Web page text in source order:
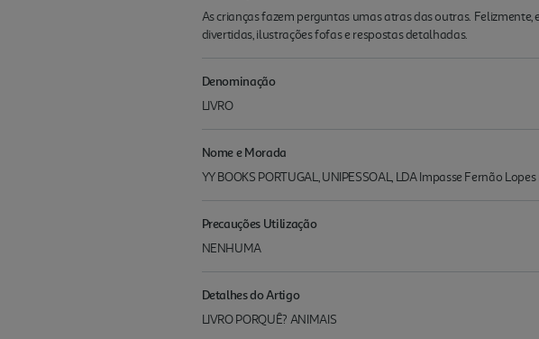
As crianças fazem perguntas umas atras das outras.
divertidas, ilustrações fofas e respostas detalhadas.
Denominação
LIVRO
Nome e Morada
YY BOOKS PORTUGAL, UNIPESSOAL, LDA Impasse Fernão
Precauções Utilização
NENHUMA
Detalhes do Artigo
LIVRO PORQUÊ? ANIMAIS